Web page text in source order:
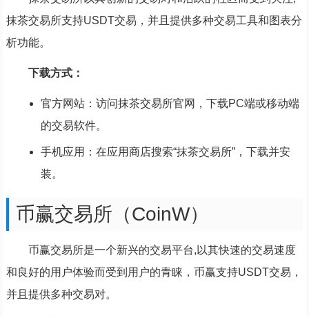
抹茶交易所支持USDT交易，并且提供多种交易工具和图表分
析功能。
下载方式：
官方网站：访问抹茶交易所官网，下载PC端或移动端
的交易软件。
手机应用：在应用商店搜索“抹茶交易所”，下载并安
装。
币赢交易所（CoinW）
币赢交易所是一个新兴的交易平台,以其快速的交易速度
和良好的用户体验而受到用户的青睐，币赢支持USDT交易，
并且提供多种交易对。